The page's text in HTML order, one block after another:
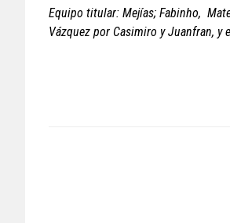
Equipo titular: Mejías; Fabinho,
Vázquez por Casimiro y Juanfran, y